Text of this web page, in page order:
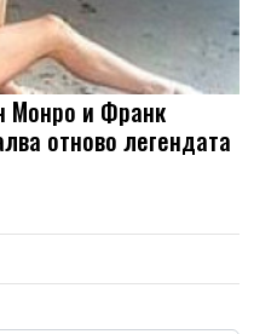
Монро и Франк
отново легендата